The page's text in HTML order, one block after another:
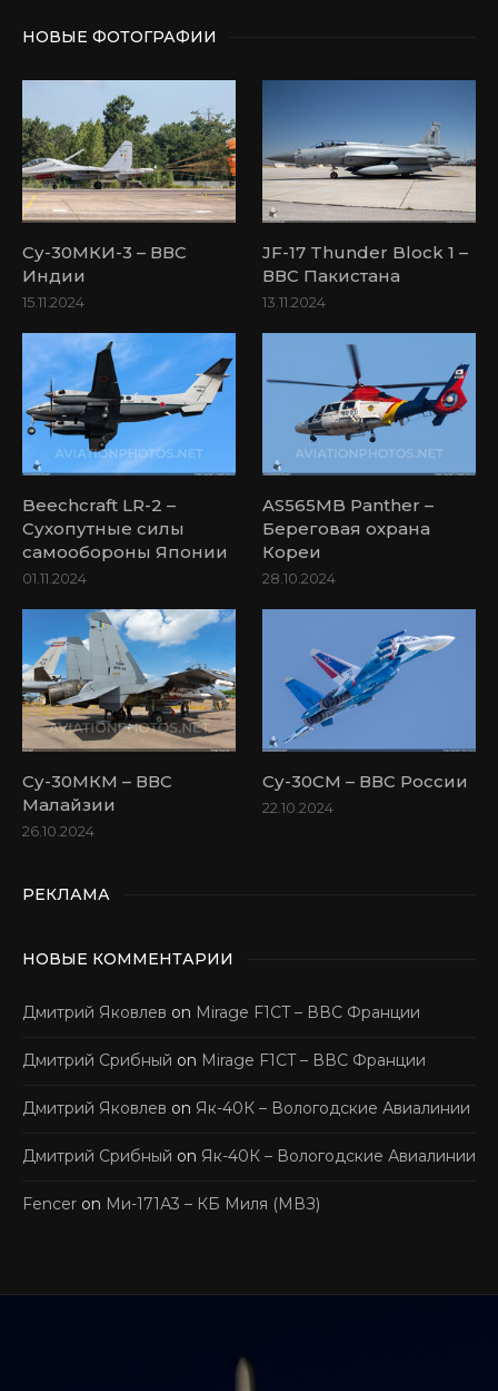
НОВЫЕ ФОТОГРАФИИ
Су-30МКИ-3 – ВВС
Индии
15.11.2024
JF-17 Thunder Block 1 –
ВВС Пакистана
13.11.2024
Beechcraft LR-2 –
Сухопутные силы
самообороны Японии
01.11.2024
AS565MB Panther –
Береговая охрана
Кореи
28.10.2024
Су-30МКМ – ВВС
Малайзии
26.10.2024
Су-30СМ – ВВС России
22.10.2024
РЕКЛАМА
НОВЫЕ КОММЕНТАРИИ
Дмитрий Яковлев on Mirage F1CT – ВВС Франции
Дмитрий Срибный on Mirage F1CT – ВВС Франции
Дмитрий Яковлев on Як-40К – Вологодские Авиалинии
Дмитрий Срибный on Як-40К – Вологодские Авиалинии
Fencer on Ми-171А3 – КБ Миля (МВЗ)